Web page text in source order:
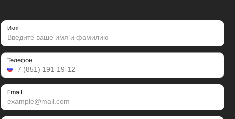
Имя
Телефон
Email